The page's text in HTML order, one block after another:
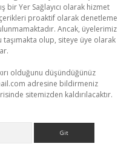
bir Yer Sağlayıcı olarak hizmet
proaktif olarak denetleme
Ancak, üyelerimiz
olup, siteye üye olarak
olduğunu düşündüğünüz
adresine bildirmeniz
sitemizden kaldırılacaktır.